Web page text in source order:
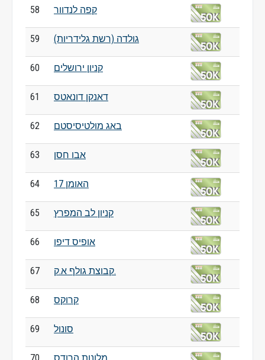
58 קפה לנדוור
59 גולדה (רשת גלידריות)
60 קניון ירושלים
61 דאנקן דונאטס
62 באג מולטיסיסטם
63 אבו חסן
64 האומן 17
65 קניון לב המפרץ
66 אופיס דיפו
67 קבוצת גולף א.ק.
68 קרוקס
69 סונול